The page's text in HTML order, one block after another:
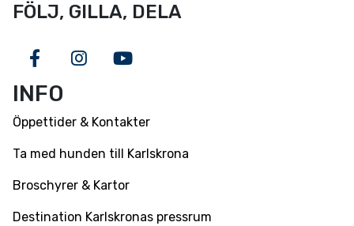
FÖLJ, GILLA, DELA
FacebookInstagram
Youtube
INFO
Öppettider & Kontakter
Ta med hunden till Karlskrona
Broschyrer & Kartor
Destination Karlskronas pressrum